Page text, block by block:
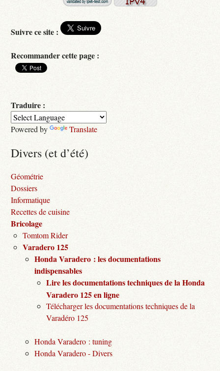
Suivre ce site :
Recommander cette page :
Traduire :
Powered by Translate
Divers (et d’été)
Géométrie
Dossiers
Informatique
Recettes de cuisine
Bricolage
Tomtom Rider
Varadero 125
Honda Varadero : les documentations
indispensables
Lire les documentations techniques de la Honda
Varadero 125 en ligne
Télécharger les documentations techniques de la
Varadéro 125
Honda Varadero : tuning
Honda Varadero - Divers